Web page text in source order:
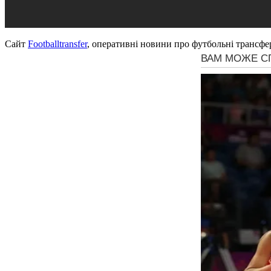
Сайт Footballtransfer, оперативні новини про футбольні